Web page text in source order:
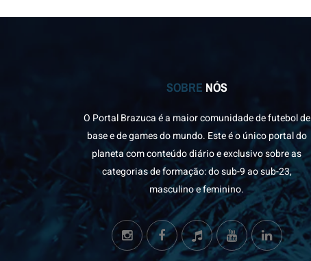
SOBRE NÓS
O Portal Brazuca é a maior comunidade de futebol de
base e de games do mundo. Este é o único portal do
planeta com conteúdo diário e exclusivo sobre as
categorias de formação: do sub-9 ao sub-23,
masculino e feminino.